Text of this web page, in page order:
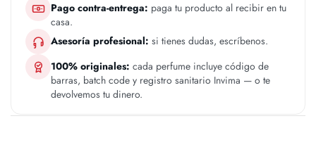
Pago contra-entrega: paga tu producto al recibir en tu
casa.
Asesoría profesional: si tienes dudas, escríbenos.
100% originales: cada perfume incluye código de
barras, batch code y registro sanitario Invima — o te
devolvemos tu dinero.